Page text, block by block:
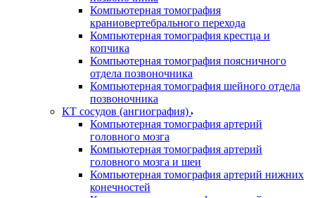
Компьютерная томография
краниовертебрального перехода
Компьютерная томография крестца и
копчика
Компьютерная томография поясничного
отдела позвоночника
Компьютерная томография шейного отдела
позвоночника
КТ сосудов (ангиография)
Компьютерная томография артерий
головного мозга
Компьютерная томография артерий
головного мозга и шеи
Компьютерная томография артерий нижних
конечностей